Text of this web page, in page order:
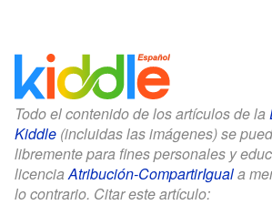
Todo el contenido de los artículos de la
Kiddle (incluidas las imágenes) se
libremente para fines personales y
licenciaAtribución-CompartirIguala
lo contrario. Citar este artículo: